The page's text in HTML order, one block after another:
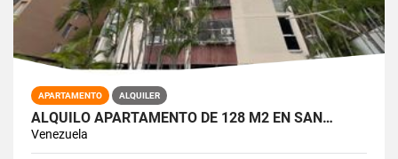
APARTAMENTO ALQUILER
ALQUILO APARTAMENTO DE 128 M2 EN SAN…
Venezuela